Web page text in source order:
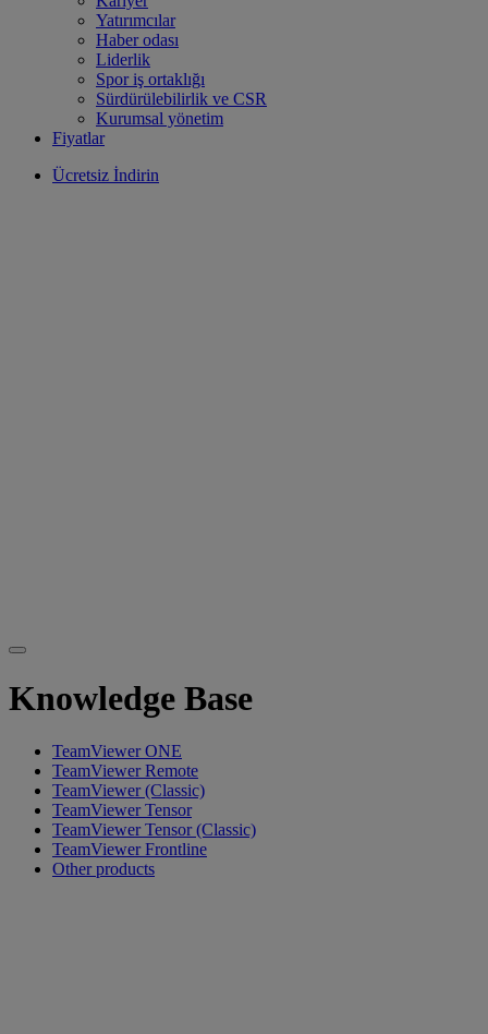
Yatırımcılar
Haber odası
Liderlik
Spor iş ortaklığı
Sürdürülebilirlik ve CSR
Kurumsal yönetim
Fiyatlar
Ücretsiz İndirin
Knowledge Base
TeamViewer ONE
TeamViewer Remote
TeamViewer (Classic)
TeamViewer Tensor
TeamViewer Tensor (Classic)
TeamViewer Frontline
Other products